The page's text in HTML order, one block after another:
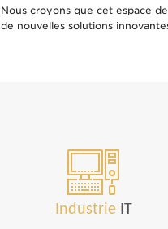
Nous croyons que cet espace
de nouvelles solutions
Industrie IT